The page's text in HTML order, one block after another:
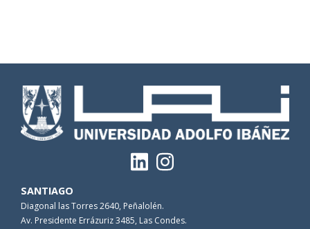
SANTIAGO
Diagonal las Torres 2640, Peñalolén.
Av. Presidente Errázuriz 3485, Las Condes.